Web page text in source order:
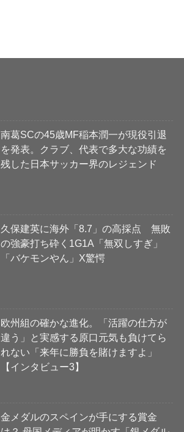
南葛SCの45歳MF稲本潤一が現役引退
を発表。クラブ、代表で多大な功績を
残した日本サッカー界のレジェンド
久保建英に海外「8.7」の高採点 無敗
の強豪打ち砕く1G1A「無双しすぎ」
「バケモンやん」X驚愕
欧州組の確かな進化。「活躍の仕方が
違う」と実感する原口元気も負けてら
れない「来年に勝負を賭けますよ」
【インタビュー3】
金メダルのスペインが手にする賞金